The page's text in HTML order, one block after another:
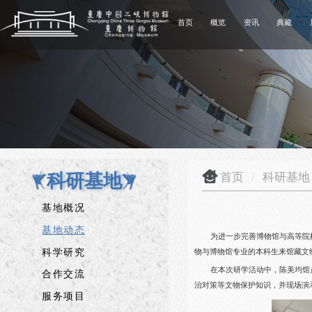
首页 概览 资讯 典藏
科研基地
基地概况
基地动态
科学研究
合作交流
服务项目
首页 / 科研基
为进一步完善博物馆与高等
物与博物馆专业的本科生来馆藏
在本次研学活动中，陈美均
治对策等文物保护知识，并现场